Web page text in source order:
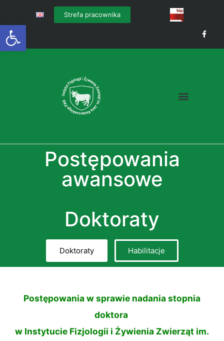
Otwórz pasek narzędzi
Strefa pracownika
Postępowania
awansowe
Doktoraty
Doktoraty Habilitacje
Postępowania w sprawie nadania stopnia
doktora
w Instytucie Fizjologii i Żywienia Zwierząt im.